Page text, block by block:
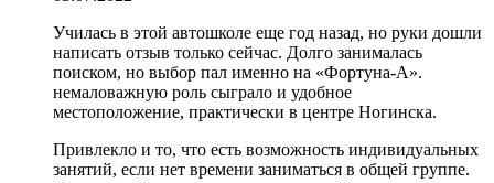
Училась в этой автошколе еще год назад, но руки дошли
написать отзыв только сейчас. Долго занималась
поиском, но выбор пал именно на «Фортуна-А».
немаловажную роль сыграло и удобное
местоположение, практически в центре Ногинска.
Привлекло и то, что есть возможность индивидуальных
занятий, если нет времени заниматься в общей группе.